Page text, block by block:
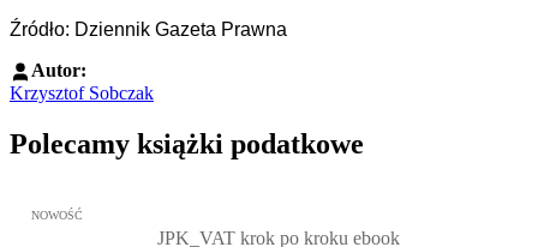
Źródło: Dziennik Gazeta Prawna
Autor:
Krzysztof Sobczak
Polecamy książki podatkowe
Przejdź do: JPK_VAT krok po kroku ebook, Patrycja Kubiesa -
NOWOŚĆ
JPK_VAT krok po kroku ebook